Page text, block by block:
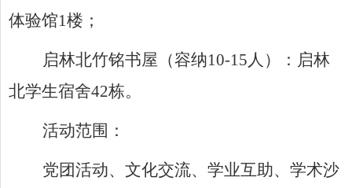
体验馆1楼；
启林北竹铭书屋（容纳10-15人）：启林
北学生宿舍42栋。
活动范围：
党团活动、文化交流、学业互助、学术沙